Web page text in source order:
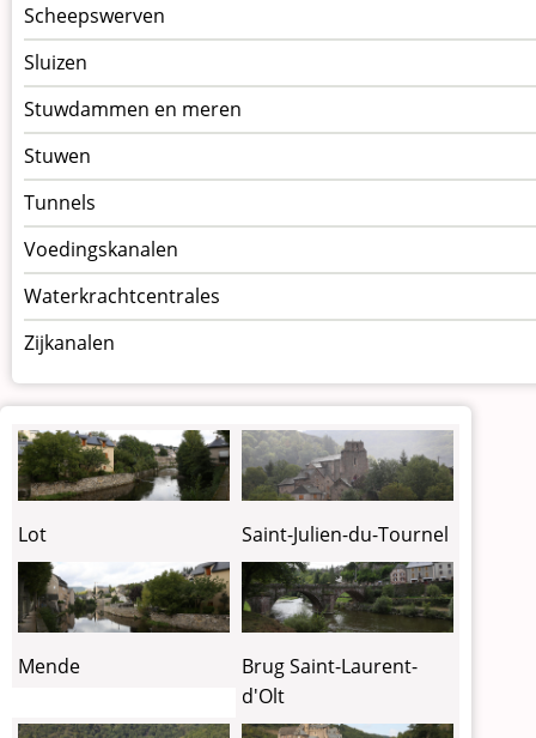
Scheepswerven
Sluizen
Stuwdammen en meren
Stuwen
Tunnels
Voedingskanalen
Waterkrachtcentrales
Zijkanalen
Lot Saint-Julien-du-Tournel
Mende
Brug Saint-Laurent-
d'Olt